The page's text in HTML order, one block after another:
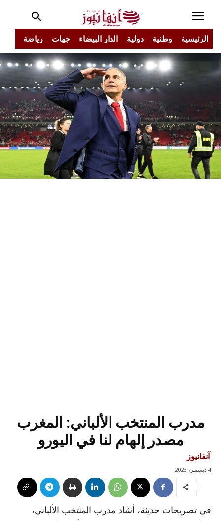
الرئيسية وطنية دولية الدار البيضاء جهات رياضة
مدرب المنتخب الألباني: المغرب
مصدر إلهام لنا في اليورو
آنفانيوز
4 ديسمبر، 2023
في تصريحات حديثة، أشاد مدرب المنتخب الألباني،